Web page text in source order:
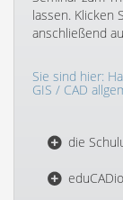
lassen. Klicken
anschließend
Sie sind hier:
GIS / CAD
die